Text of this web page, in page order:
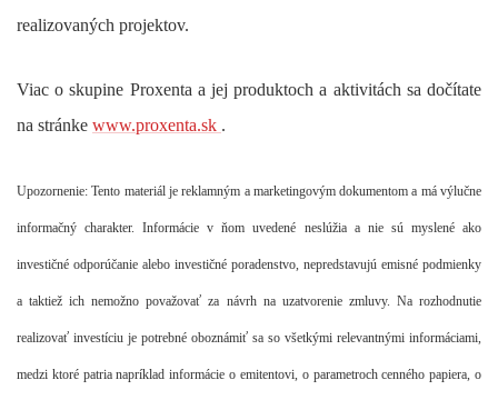
realizovaných projektov.
Viac o skupine Proxenta a jej produktoch a aktivitách sa dočítate
na stránke www.proxenta.sk .
Upozornenie: Tento materiál je reklamným a marketingovým dokumentom a má výlučne
informačný charakter. Informácie v ňom uvedené neslúžia a nie sú myslené ako
investičné odporúčanie alebo investičné poradenstvo, nepredstavujú emisné podmienky
a taktiež ich nemožno považovať za návrh na uzatvorenie zmluvy. Na rozhodnutie
realizovať investíciu je potrebné oboznámiť sa so všetkými relevantnými informáciami,
medzi ktoré patria napríklad informácie o emitentovi, o parametroch cenného papiera, o